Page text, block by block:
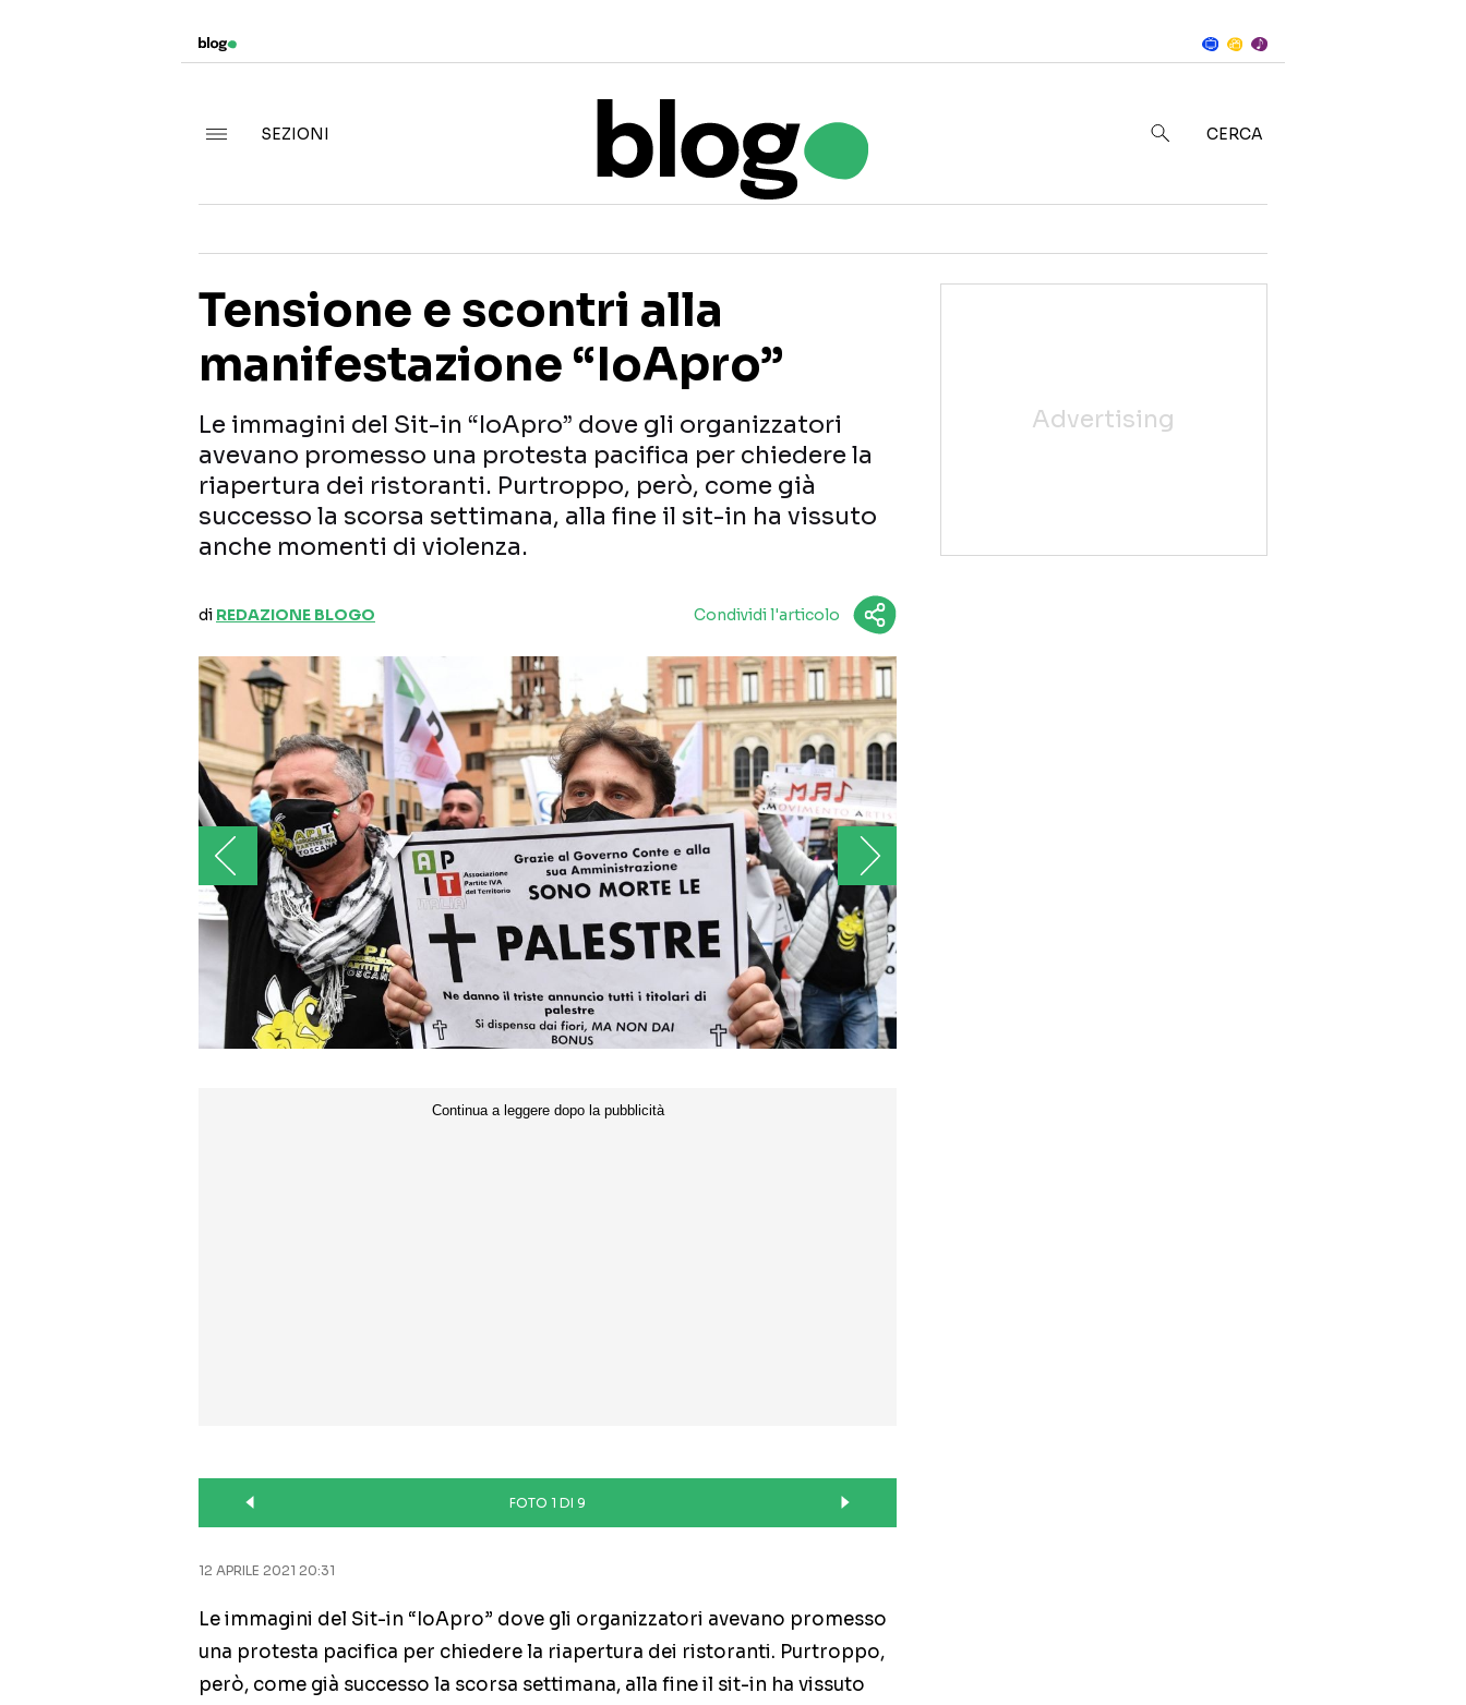
in Notizie
SEZIONI CERCA
Tensione e scontri alla
manifestazione “IoApro”
Le immagini del Sit-in “IoApro” dove gli organizzatori
avevano promesso una protesta pacifica per chiedere la
riapertura dei ristoranti. Purtroppo, però, come già
successo la scorsa settimana, alla fine il sit-in ha vissuto
anche momenti di violenza.
di REDAZIONE BLOGO Condividi l'articolo
FOTO 1 DI 9
12 APRILE 2021 20:31
Le immagini del Sit-in “IoApro” dove gli organizzatori avevano promesso
una protesta pacifica per chiedere la riapertura dei ristoranti. Purtroppo,
però, come già successo la scorsa settimana, alla fine il sit-in ha vissuto